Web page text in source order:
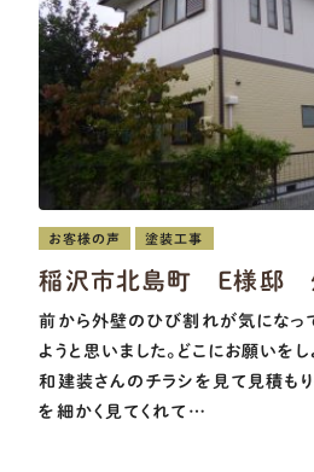
お客様の声 塗装工事
稲沢市北島町 E様邸
前から外壁のひび割れが気になっ
ようと思いました。どこにお願いを
和建装さんのチラシを見て見積も
を細かく見てくれて…